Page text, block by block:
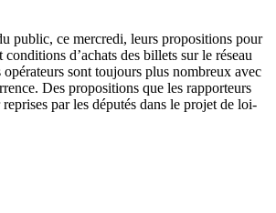
public, ce mercredi, leurs propositions pour
d’achats des billets sur le réseau
opérateurs sont toujours plus nombreux avec
Des propositions que les rapporteurs
par les députés dans le projet de loi-